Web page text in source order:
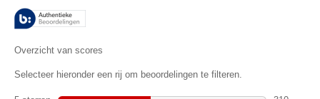
sterren.
695